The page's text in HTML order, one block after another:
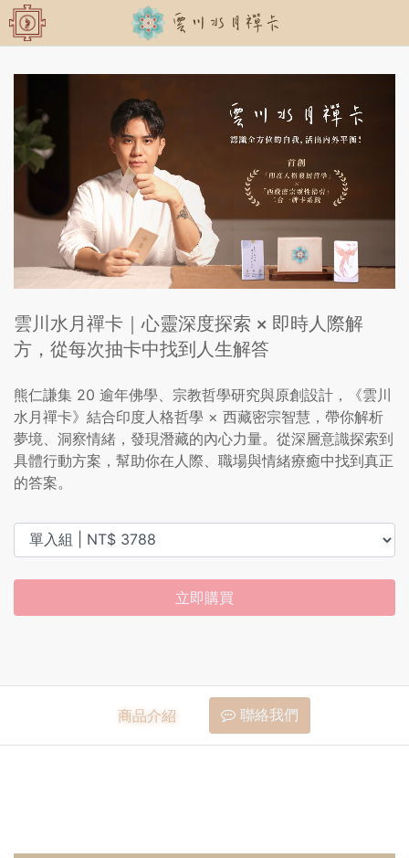
雲川水月禪卡｜心靈深度探索 × 即時人際解
方，從每次抽卡中找到人生解答
熊仁謙集 20 逾年佛學、宗教哲學研究與原創設計，《雲川
水月禪卡》結合印度人格哲學 × 西藏密宗智慧，帶你解析
夢境、洞察情緒，發現潛藏的內心力量。從深層意識探索到
具體行動方案，幫助你在人際、職場與情緒療癒中找到真正
的答案。
立即購買
商品介紹 聯絡我們